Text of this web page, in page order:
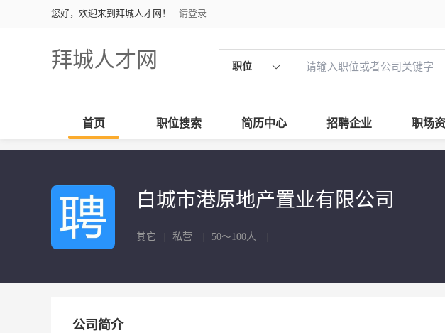
您好，欢迎来到拜城人才网！ 请登录
拜城人才网 职位
首页 职位搜索 简历中心 招聘企业 职场
白城市港原地产置业有限公司
其它 私营 50～100人
公司简介